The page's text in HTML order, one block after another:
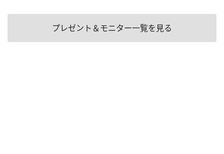
プレゼント＆モニター一覧を見る